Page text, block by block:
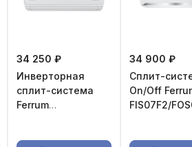
34 250 ₽
Инверторная
сплит-система
Ferrum
34 900 ₽
Сплит-
On/Off
FIS07F2/